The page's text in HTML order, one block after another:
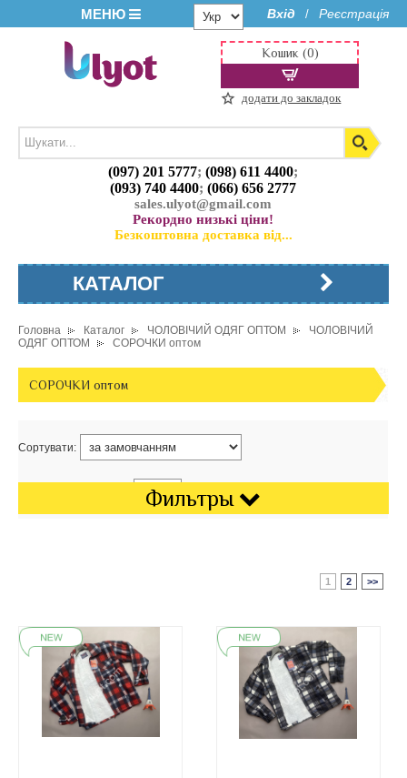
МЕНЮ Вхід / Реєстрація
(097) 201 5777;(098) 611 4400;
(093) 740 4400;(066) 656 2777
sales.ulyot@gmail.com
Рекордно низькі ціни!
Безкоштовна доставка від...
Кошик (0)
додати до закладок
КАТАЛОГ
Головна Каталог ЧОЛОВІЧИЙ ОДЯГ ОПТОМ
ЧОЛОВІЧИЙ
ОДЯГ ОПТОМ
СОРОЧКИ оптом
Фильтры
СОРОЧКИ оптом
Сортувати:
1 2 >>